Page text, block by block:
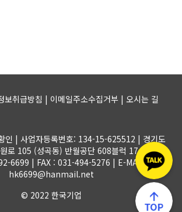
보취급방침 | 이메일주소수집거부 | 오시는 길
인 | 사업자등록번호: 134-15-625512 | 경기도
로 105 (성곡동) 반월공단 608블럭 17-1롯트
6699 | FAX : 031-494-5276 | E-MAIL :
hk6699@hanmail.net
© 2022 한국기업